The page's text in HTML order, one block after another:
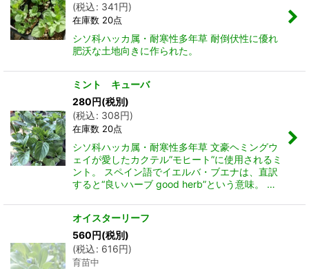
(税込: 341円)
在庫数 20点
シソ科ハッカ属・耐寒性多年草 耐倒伏性に優れ
肥沃な土地向きに作られた。
ミント キューバ
280円(税別)
(税込: 308円)
在庫数 20点
シソ科ハッカ属・耐寒性多年草 文豪ヘミングウ
ェイが愛したカクテル”モヒート”に使用されるミ
ント。 スペイン語でイエルバ・ブエナは、直訳
すると“良いハーブ good herb”という意味。 …
オイスターリーフ
560円(税別)
(税込: 616円)
育苗中